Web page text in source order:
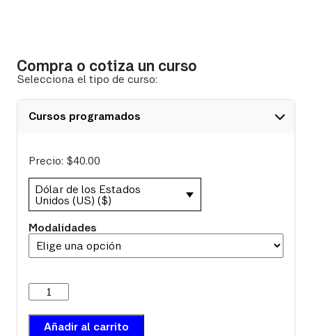
Compra o cotiza un curso
Selecciona el tipo de curso:
Cursos programados
Precio: $40.00
Dólar de los Estados
Unidos (US) ($)
Modalidades
Conceptos
básicos
balanceo
Añadir al carrito